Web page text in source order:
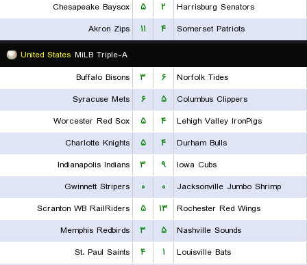
Chesapeake Baysox
۵ ۲
Harrisburg Senators
Akron Zips
۱۱ ۴
Somerset Patriots
United States MiLB Triple-A
Buffalo Bisons
۳ ۶
Norfolk Tides
Syracuse Mets
۶ ۵
Columbus Clippers
Worcester Red Sox
۵ ۴
Lehigh Valley IronPigs
Charlotte Knights
۵ ۴
Durham Bulls
Indianapolis Indians
۳ ۹
Iowa Cubs
Gwinnett Stripers
۰ ۰
Jacksonville Jumbo Shrimp
Scranton WB RailRiders
۵ ۱۳
Rochester Red Wings
Memphis Redbirds
۳ ۵
Nashville Sounds
St. Paul Saints
۴ ۱
Louisville Bats